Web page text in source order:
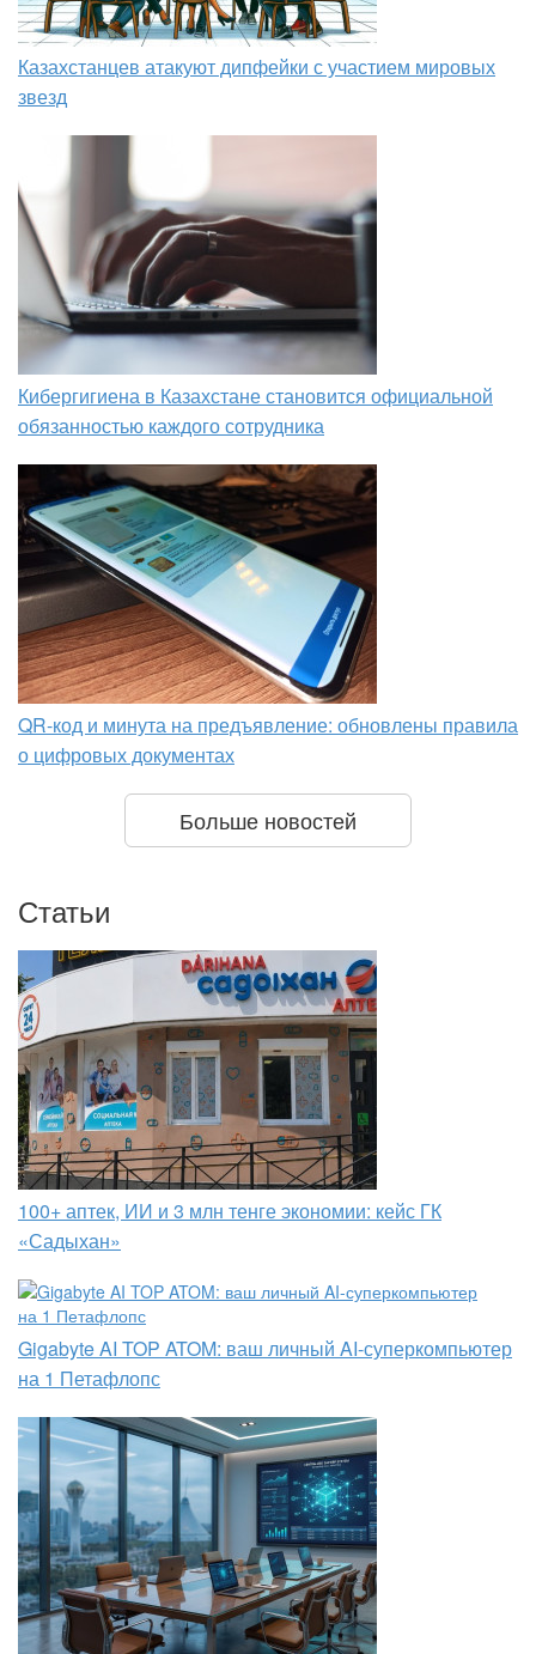
Казахстанцев атакуют дипфейки с участием мировых
звезд
Кибергигиена в Казахстане становится официальной
обязанностью каждого сотрудника
QR-код и минута на предъявление: обновлены правила
о цифровых документах
Больше новостей
Статьи
100+ аптек, ИИ и 3 млн тенге экономии: кейс ГК
«Садыхан»
Gigabyte AI TOP ATOM: ваш личный AI-суперкомпьютер
на 1 Петафлопс